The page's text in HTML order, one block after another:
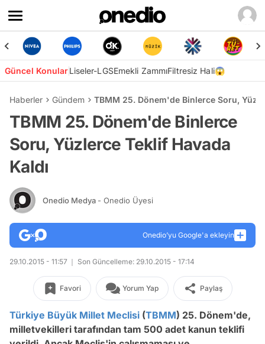
Güncel KonularLiseler-LGSEmekli ZammıFiltresiz Hali😱
Haberler Gündem TBMM 25. Dönem'de Binlerce Soru,
TBMM 25. Dönem'de Binlerce
Soru, Yüzlerce Teklif Havada
Kaldı
Onedio Medya - Onedio Üyesi
Onedio’yu Google'a ekleyin
29.10.2015 - 11:57 Son Güncelleme: 29.10.2015 - 17:14
Favori Yorum Yap Paylaş
Türkiye Büyük Millet Meclisi (TBMM) 25. Dönem'de,
milletvekilleri tarafından tam 500 adet kanun teklifi